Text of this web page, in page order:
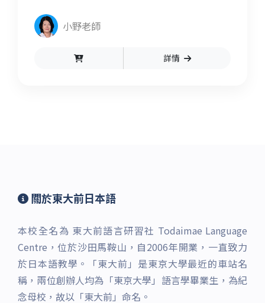
小野老師
詳情
關於東大前日本語
本校全名為 東大前語言研習社 Todaimae Language
Centre，位於沙田馬鞍山，自2006年開業，一直致力
於日本語教學。「東大前」是東京大學最近的車站名
稱，兩位創辦人均為「東京大學」語言學畢業生，為紀
念母校，故以「東大前」命名。